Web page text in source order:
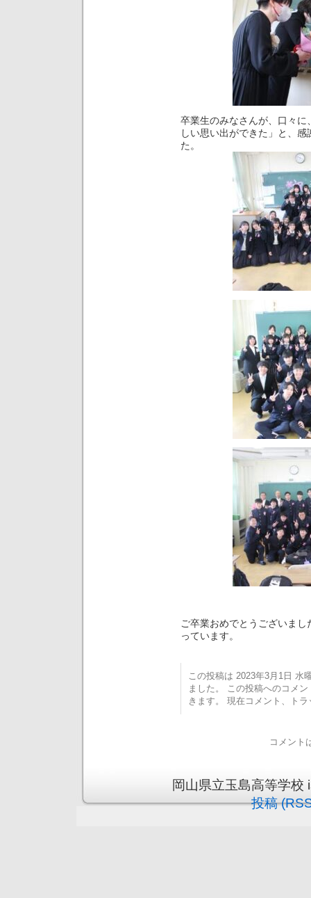
卒業生のみなさんが、口々
しい思い出ができた」と、
た。
ご卒業おめでとうございま
っています。
この投稿は 2023年3月1日 水
ました。 この投稿へのコメ
きます。 現在コメント、ト
コメント
岡山県立玉島高等学
投稿